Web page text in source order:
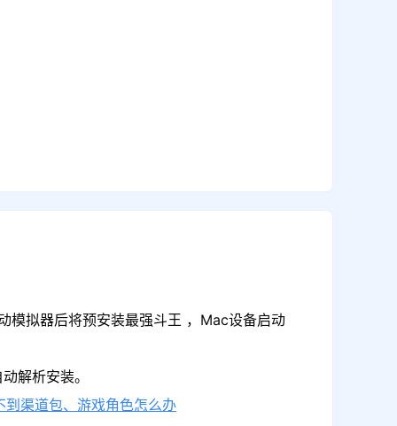
模拟器后将预安装最强斗王 ，Mac设备启动
解析安装。
到渠道包、游戏角色怎么办